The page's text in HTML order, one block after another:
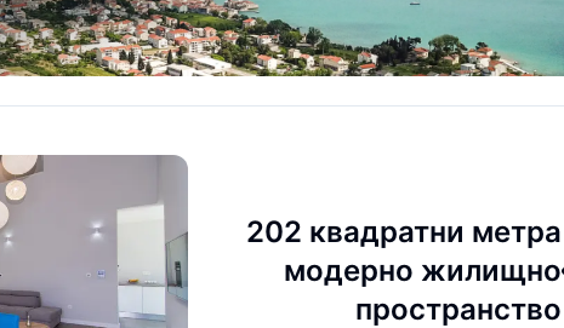
202 квадратни метра
модерно жилищно
пространство